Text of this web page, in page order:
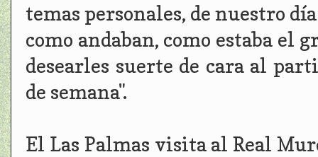
temas personales, de nuestro
como andaban, como estaba el
desearles suerte de cara al
de semana".
El Las Palmas visita al Real